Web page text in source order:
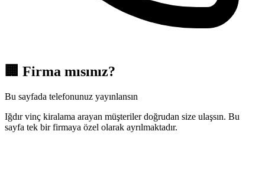
🏢 Firma mısınız?
Bu sayfada telefonunuz yayınlansın
Iğdır vinç kiralama arayan müşteriler doğrudan size ulaşsın. Bu
sayfa tek bir firmaya özel olarak ayrılmaktadır.